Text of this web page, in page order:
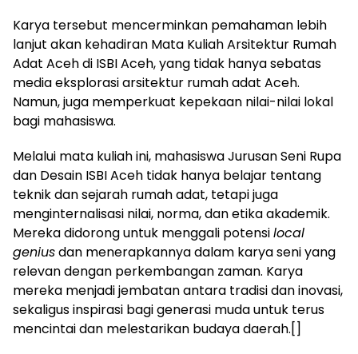
Karya tersebut mencerminkan pemahaman lebih
lanjut akan kehadiran Mata Kuliah Arsitektur Rumah
Adat Aceh di ISBI Aceh, yang tidak hanya sebatas
media eksplorasi arsitektur rumah adat Aceh.
Namun, juga memperkuat kepekaan nilai-nilai lokal
bagi mahasiswa.
Melalui mata kuliah ini, mahasiswa Jurusan Seni Rupa
dan Desain ISBI Aceh tidak hanya belajar tentang
teknik dan sejarah rumah adat, tetapi juga
menginternalisasi nilai, norma, dan etika akademik.
Mereka didorong untuk menggali potensilocal
geniusdan menerapkannya dalam karya seni yang
relevan dengan perkembangan zaman. Karya
mereka menjadi jembatan antara tradisi dan inovasi,
sekaligus inspirasi bagi generasi muda untuk terus
mencintai dan melestarikan budaya daerah.[]